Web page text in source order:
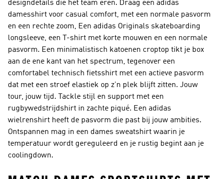
designdetails die het team eren. Draag een adidas
damesshirt voor casual comfort, met een normale pasvorm
en een rechte zoom, Een adidas Originals skateboarding
longsleeve, een T-shirt met korte mouwen en een normale
pasvorm. Een minimalistisch katoenen croptop tikt je box
aan de ene kant van het spectrum, tegenover een
comfortabel technisch fietsshirt met een actieve pasvorm
dat met een stroef elastiek op z'n plek blijft zitten. Jouw
tour, jouw tijd. Tackle stijl en support met een
rugbywedstrijdshirt in zachte piqué. Een adidas
wielrenshirt heeft de pasvorm die past bij jouw ambities.
Ontspannen mag in een dames sweatshirt waarin je
temperatuur wordt gereguleerd en je rustig begint aan je
coolingdown.